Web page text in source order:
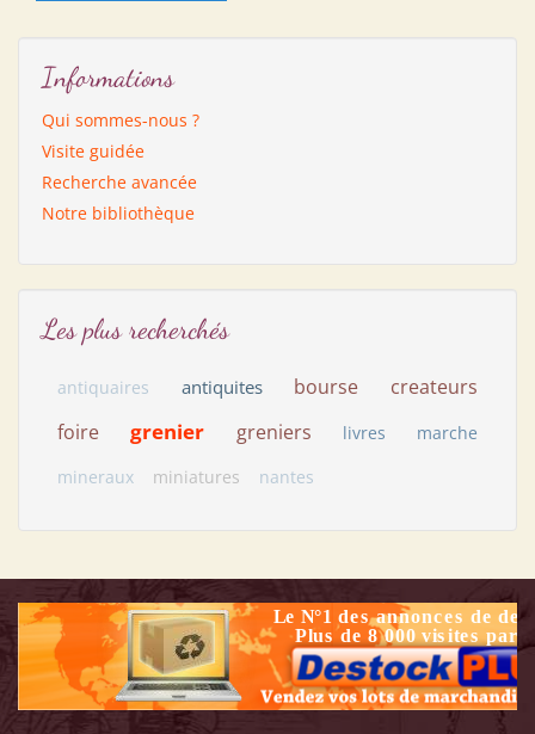
Informations
Qui sommes-nous ?
Visite guidée
Recherche avancée
Notre bibliothèque
Les plus recherchés
antiquaires antiquites bourse
createurs
foire
grenier greniers livres
marche
mineraux
miniatures nantes